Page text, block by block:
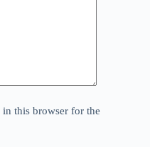
in this browser for the